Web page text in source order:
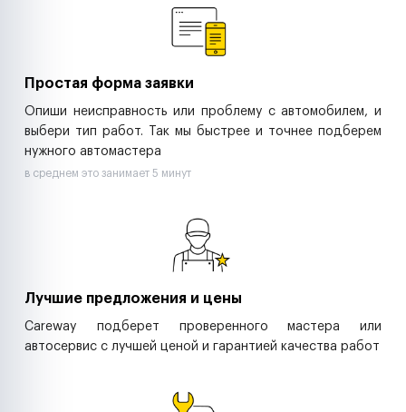
Простая форма заявки
Опиши неисправность или проблему с автомобилем, и
выбери тип работ. Так мы быстрее и точнее подберем
нужного автомастера
в среднем это занимает 5 минут
Лучшие предложения и цены
Careway подберет проверенного мастера или
автосервис с лучшей ценой и гарантией качества работ